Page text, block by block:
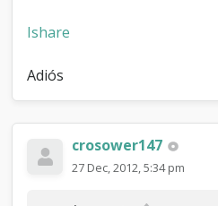
Ishare
Adiós
crosower147
27 Dec, 2012, 5:34 pm